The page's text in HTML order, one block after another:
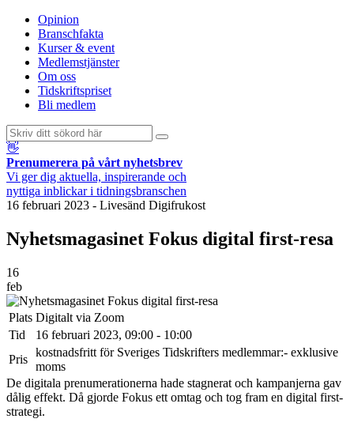
Opinion
Branschfakta
Kurser & event
Medlemstjänster
Om oss
Tidskriftspriset
Bli medlem
👋
Prenumerera på vårt nyhetsbrev
Vi ger dig aktuella, inspirerande och
nyttiga inblickar i tidningsbranschen
16 februari 2023 - Livesänd Digifrukost
Nyhetsmagasinet Fokus digital first-resa
16
feb
Plats Digitalt via Zoom
Tid
16 februari 2023, 09:00 - 10:00
Pris
kostnadsfritt för Sveriges Tidskrifters medlemmar:- exklusive
moms
De digitala prenumerationerna hade stagnerat och kampanjerna gav
dålig effekt. Då gjorde Fokus ett omtag och tog fram en digital first-
strategi.